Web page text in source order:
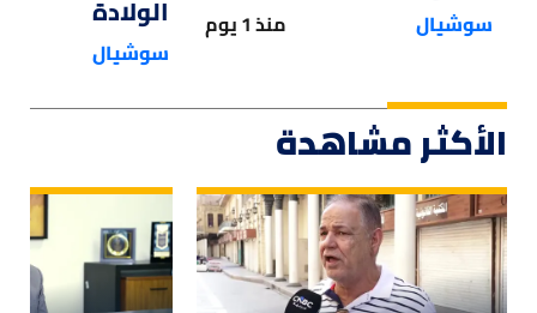
سوشيال منذ 1 يوم الولادة
سوشيال
الأكثر مشاهدة